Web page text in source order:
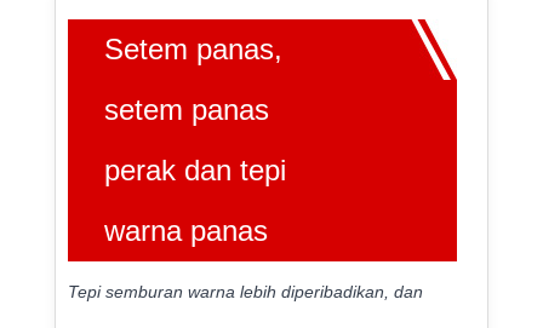
Setem panas,
setem panas
perak dan tepi
warna panas
Tepi semburan warna lebih diperibadikan, dan